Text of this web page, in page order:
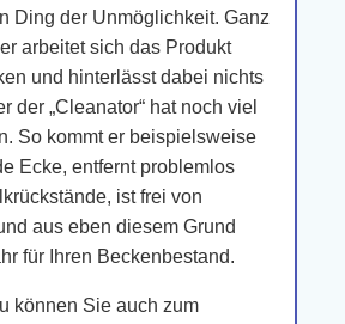
Ding der Unmöglichkeit. Ganz
arbeitet sich das Produkt
und hinterlässt dabei nichts
der „Cleanator“ hat noch viel
So kommt er beispielsweise
Ecke, entfernt problemlos
ist frei von
aus eben diesem Grund
für Ihren Beckenbestand.
können Sie auch zum